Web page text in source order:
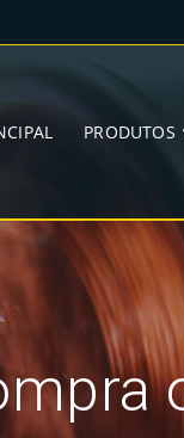
PRODUTOS